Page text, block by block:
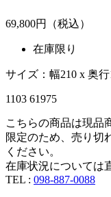
69,800円（税込）
在庫限り
サイズ：幅210 x 奥行
1103 61975
こちらの商品は現品
限定のため、売り切
ください。
在庫状況については
TEL : 098-887-0088